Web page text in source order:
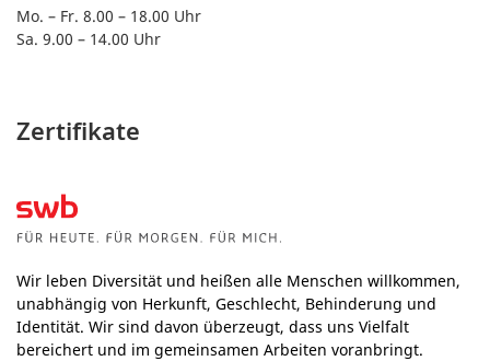
Mo. – Fr. 8.00 – 18.00 Uhr
Sa. 9.00 – 14.00 Uhr
Zertifikate
Wir leben Diversität und heißen alle Menschen willkommen,
unabhängig von Herkunft, Geschlecht, Behinderung und
Identität. Wir sind davon überzeugt, dass uns Vielfalt
bereichert und im gemeinsamen Arbeiten voranbringt.